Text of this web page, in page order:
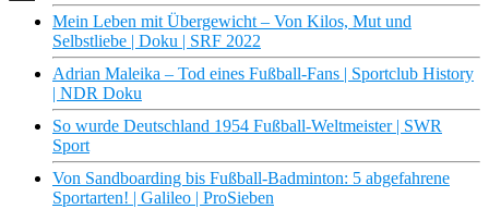
Mein Leben mit Übergewicht – Von Kilos, Mut und
Selbstliebe | Doku | SRF 2022
Adrian Maleika – Tod eines Fußball-Fans | Sportclub History
| NDR Doku
So wurde Deutschland 1954 Fußball-Weltmeister | SWR
Sport
Von Sandboarding bis Fußball-Badminton: 5 abgefahrene
Sportarten! | Galileo | ProSieben